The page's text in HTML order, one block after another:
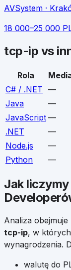
AVSystem ·
18 000–25 000
tcp-ip vs
Rola
C# / .NET —
Java
—
JavaScript —
.NET
—
Node.js
—
Python
—
Jak
Analiza obejmuje
tcp-ip, w których
wynagrodzenia.
walutę do